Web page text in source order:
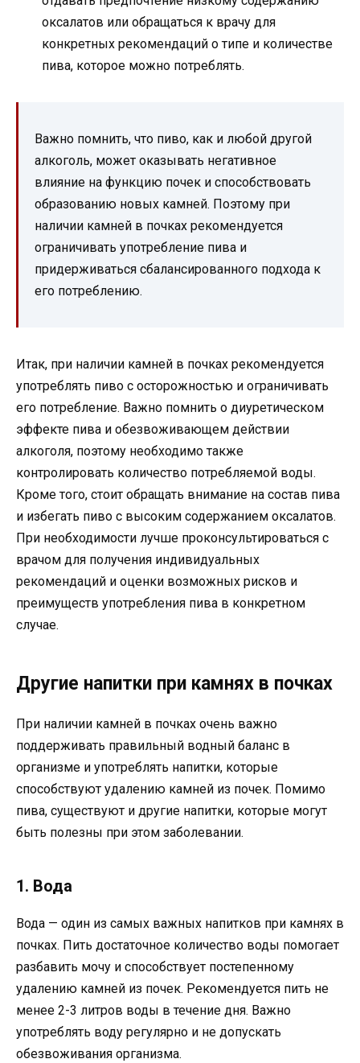
оксалатов или обращаться к врачу для
конкретных рекомендаций о типе и количестве
пива, которое можно потреблять.
Важно помнить, что пиво, как и любой другой
алкоголь, может оказывать негативное
влияние на функцию почек и способствовать
образованию новых камней. Поэтому при
наличии камней в почках рекомендуется
ограничивать употребление пива и
придерживаться сбалансированного подхода к
его потреблению.
Итак, при наличии камней в почках рекомендуется
употреблять пиво с осторожностью и ограничивать
его потребление. Важно помнить о диуретическом
эффекте пива и обезвоживающем действии
алкоголя, поэтому необходимо также
контролировать количество потребляемой воды.
Кроме того, стоит обращать внимание на состав пива
и избегать пиво с высоким содержанием оксалатов.
При необходимости лучше проконсультироваться с
врачом для получения индивидуальных
рекомендаций и оценки возможных рисков и
преимуществ употребления пива в конкретном
случае.
Другие напитки при камнях в почках
При наличии камней в почках очень важно
поддерживать правильный водный баланс в
организме и употреблять напитки, которые
способствуют удалению камней из почек. Помимо
пива, существуют и другие напитки, которые могут
быть полезны при этом заболевании.
1. Вода
Вода — один из самых важных напитков при камнях в
почках. Пить достаточное количество воды помогает
разбавить мочу и способствует постепенному
удалению камней из почек. Рекомендуется пить не
менее 2-3 литров воды в течение дня. Важно
употреблять воду регулярно и не допускать
обезвоживания организма.